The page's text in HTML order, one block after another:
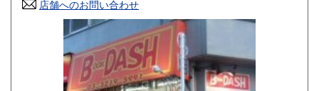
岡山県 1,150円
1,150円 徳島県
1,150円 愛媛県
店舗へのお問い合わせ